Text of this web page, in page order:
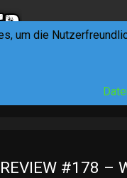
#178 –
um die